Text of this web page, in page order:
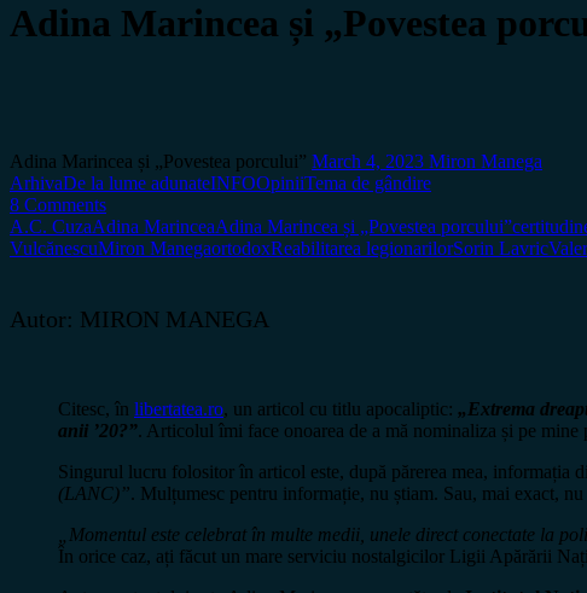
Adina Marincea și „Povestea
Adina Marincea și „Povestea porcului” March 4, 2023 Miron Manega
ArhivaDe la lume adunateINFOOpiniiTema de gândire
8 Comments
A.C. CuzaAdina MarinceaAdina Marincea și „Povestea porcului”
VulcănescuMiron ManegaortodoxReabilitarea legionarilorSorin Lavric
Autor: MIRON MANEGA
Citesc, în libertatea.ro, un articol cu titlu apocaliptic: „Extrema
anii ’20?”. Articolul îmi face onoarea de a mă nominaliza și pe
Singurul lucru folositor în articol este, după părerea mea, informația
(LANC)”. Mulțumesc pentru informație, nu știam. Sau, mai exact,
„Momentul este celebrat în multe medii, unele direct conectate la
În orice caz, ați făcut un mare serviciu nostalgicilor Ligii Apărării